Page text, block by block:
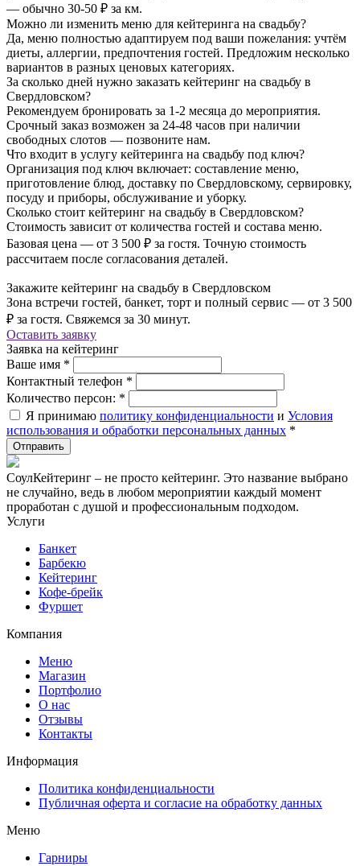
— обычно 30-50 ₽ за км.
Можно ли изменить меню для кейтеринга на свадьбу?
Да, меню полностью адаптируем под ваши пожелания: учтём
диеты, аллергии, предпочтения гостей. Предложим несколько
вариантов в разных ценовых категориях.
За сколько дней нужно заказать кейтеринг на свадьбу в
Свердловском?
Рекомендуем бронировать за 1-2 месяца до мероприятия.
Срочный заказ возможен за 24-48 часов при наличии
свободных слотов — позвоните нам.
Что входит в услугу кейтеринга на свадьбу под ключ?
Организация под ключ включает: составление меню,
приготовление блюд, доставку по Свердловскому, сервировку,
посуду и приборы, обслуживание и уборку.
Сколько стоит кейтеринг на свадьбу в Свердловском?
Стоимость зависит от количества гостей и состава меню.
Базовая цена — от 3 500 ₽ за гостя. Точную стоимость
рассчитаем после согласования деталей.
Закажите кейтеринг на свадьбу в Свердловском
Зона встречи гостей, банкет, торт и полный сервис — от 3 500
₽ за гостя. Свяжемся за 30 минут.
Оставить заявку
Заявка на кейтеринг
Ваше имя *
Контактный телефон *
Количество персон: *
Я принимаю политику конфиденциальности и Условия
использования и обработки персональных данных *
СоулКейтеринг – не просто кейтеринг. Это название выбрано
не случайно, ведь в любом мероприятии каждый момент
проработан с душой и профессиональным подходом.
Услуги
Банкет
Барбекю
Кейтеринг
Кофе-брейк
Фуршет
Компания
Меню
Магазин
Портфолио
О нас
Отзывы
Контакты
Информация
Политика конфиденциальности
Публичная оферта и согласие на обработку данных
Меню
Гарниры